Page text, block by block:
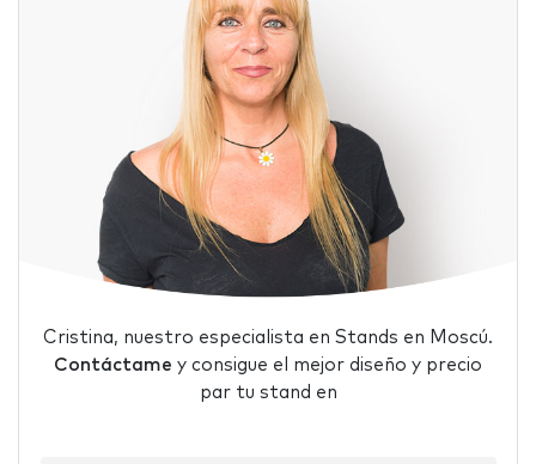
Cristina, nuestro especialista en Stands en Moscú.
Contáctame y consigue el mejor diseño y precio
par tu stand en